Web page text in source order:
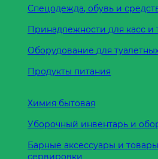
Спецодежда, обувь и
Принадлежности для касс и
Оборудование для
Продукты питания
Химия бытовая
Уборочный инвентарь и
Барные аксессуары и
сервировки